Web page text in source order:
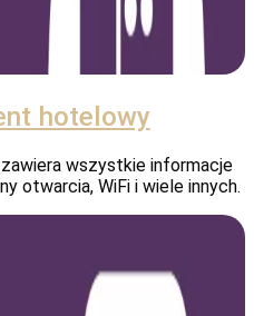
hotelowy
wszystkie informacje
otwarcia, WiFi i wiele innych.